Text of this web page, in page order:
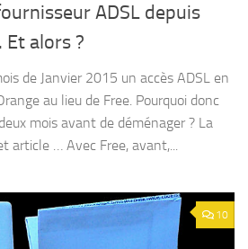
ADSL depuis
Et alors ?
de Janvier 2015 un accès ADSL en
au lieu de Free. Pourquoi donc
mois avant de déménager ? La
article … Avec Free, avant,...
10